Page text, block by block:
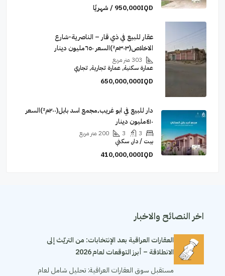
950,000IQD / شهريًا
عقار للبيع في ذي قار – الناصرية-شارع
الاخلاص(٣٠٣م²)السعر ٦٥٠مليون دينار
303 متر مربع
عمارة سكنية, عمارة تجارية, تجاري
650,000,000IQD
دار للبيع في ابو غريب٬مجمع اسد بابل(٢٠٠م²)السعر
٤١٠مليون دينار
3
3
200 متر مربع
بيت / دار, سكني
410,000,000IQD
اخر النصائح والاخبار
العقارات العراقية بعد الإنتخابات: من التريّث إلى
الانطلاقة – أبرز التوقعات لعام 2026
مستقبل سوق العقارات العراقية: تحليل شامل لعام